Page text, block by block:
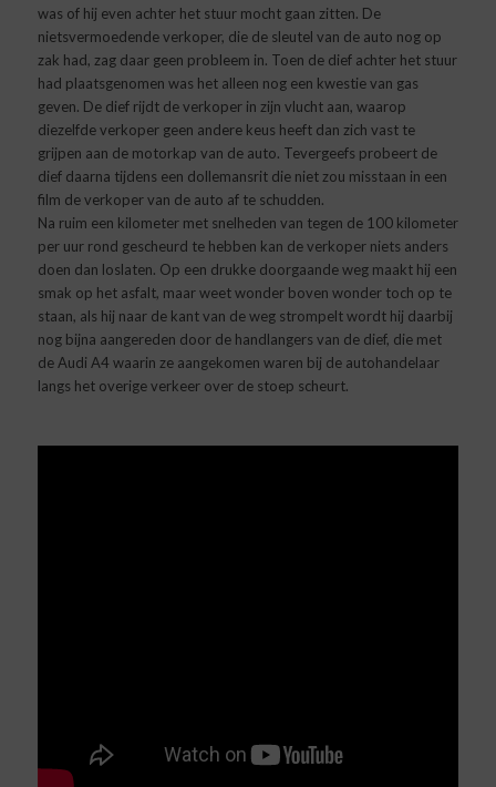
was of hij even achter het stuur mocht gaan zitten. De
nietsvermoedende verkoper, die de sleutel van de auto nog op
zak had, zag daar geen probleem in. Toen de dief achter het stuur
had plaatsgenomen was het alleen nog een kwestie van gas
geven. De dief rijdt de verkoper in zijn vlucht aan, waarop
diezelfde verkoper geen andere keus heeft dan zich vast te
grijpen aan de motorkap van de auto. Tevergeefs probeert de
dief daarna tijdens een dollemansrit die niet zou misstaan in een
film de verkoper van de auto af te schudden.
Na ruim een kilometer met snelheden van tegen de 100 kilometer
per uur rond gescheurd te hebben kan de verkoper niets anders
doen dan loslaten. Op een drukke doorgaande weg maakt hij een
smak op het asfalt, maar weet wonder boven wonder toch op te
staan, als hij naar de kant van de weg strompelt wordt hij daarbij
nog bijna aangereden door de handlangers van de dief, die met
de Audi A4 waarin ze aangekomen waren bij de autohandelaar
langs het overige verkeer over de stoep scheurt.